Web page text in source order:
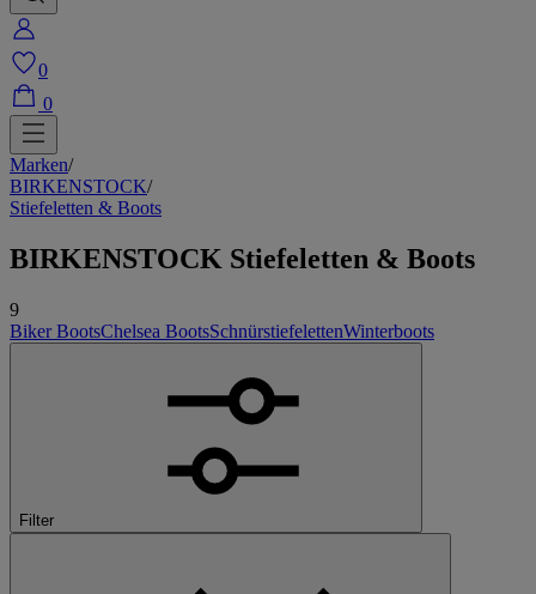
0
0
Marken/
BIRKENSTOCK/
Stiefeletten & Boots
BIRKENSTOCK Stiefeletten & Boots
9
Biker BootsChelsea BootsSchnürstiefelettenWinterboots
Filter